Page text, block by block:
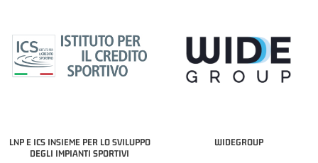
LNP E ICS INSIEME PER LO SVILUPPO
DEGLI IMPIANTI SPORTIVI
WIDEGROUP